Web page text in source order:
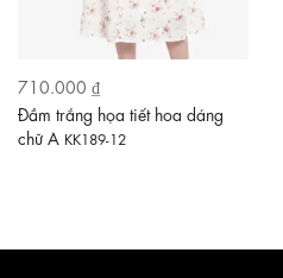
710.000 ₫
Đầm trắng họa tiết hoa dáng
chữ A KK189-12